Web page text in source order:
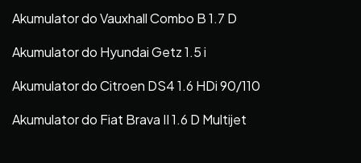
Akumulator do Vauxhall Combo B 1.7 D
Akumulator do Hyundai Getz 1.5 i
Akumulator do Citroen DS4 1.6 HDi 90/110
Akumulator do Fiat Brava II 1.6 D Multijet